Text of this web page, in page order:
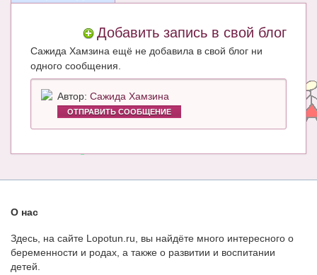
ПСИХОЛОГИЯ
ЗДОРОВЬЕ
МОДА И КРАСОТА
Календарь беременности
Добавить запись в свой блог
Сажида Хамзина ещё не добавила в свой блог ни
одного сообщения.
Автор: Сажида Хамзина
ОТПРАВИТЬ СООБЩЕНИЕ
О нас
Здесь, на сайте Lopotun.ru, вы найдёте много интересного о
беременности и родах, а также о развитии и воспитании
детей.